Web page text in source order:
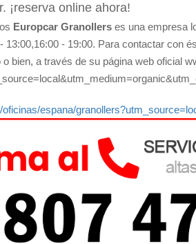
¡reserva online ahora!
Europcar Granollers es una empresa
13:00,16:00 - 19:00. Para contactar con
bien, a través de su página web oficial
espana/